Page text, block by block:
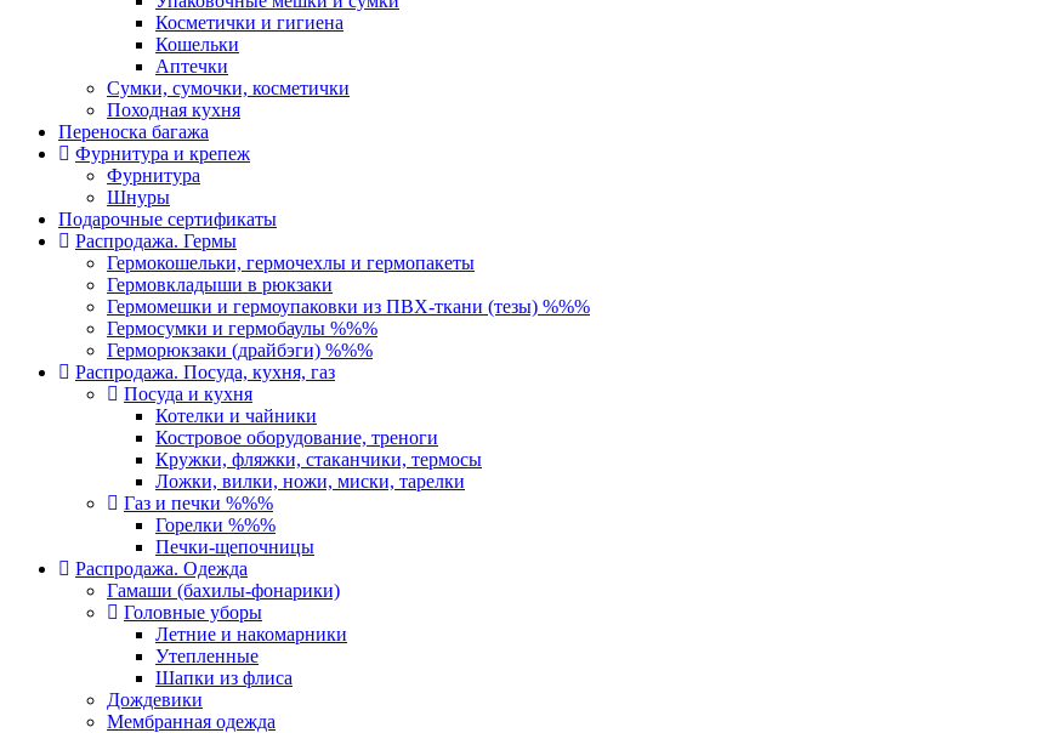
Косметички и гигиена
Кошельки
Аптечки
Сумки, сумочки, косметички
Походная кухня
Переноска багажа
Фурнитура и крепеж
Фурнитура
Шнуры
Подарочные сертификаты
Распродажа. Гермы
Гермокошельки, гермочехлы и гермопакеты
Гермовкладыши в рюкзаки
Гермомешки и гермоупаковки из ПВХ-ткани (тезы) %%%
Гермосумки и гермобаулы %%%
Герморюкзаки (драйбэги) %%%
Распродажа. Посуда, кухня, газ
Посуда и кухня
Котелки и чайники
Костровое оборудование, треноги
Кружки, фляжки, стаканчики, термосы
Ложки, вилки, ножи, миски, тарелки
Газ и печки %%%
Горелки %%%
Печки-щепочницы
Распродажа. Одежда
Гамаши (бахилы-фонарики)
Головные уборы
Летние и накомарники
Утепленные
Шапки из флиса
Дождевики
Мембранная одежда